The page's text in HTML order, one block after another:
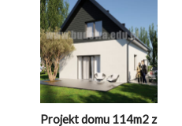
Projekt domu 114m2 z